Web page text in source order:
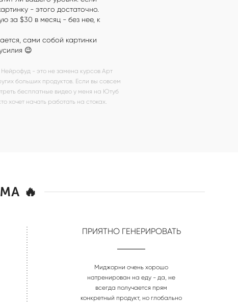
- этого достаточно.
за $30 в месяц - без нее, к
сами собой картинки
😉
- это не замена курсов Арт
больших продуктов. Если вы совсем
бесплатные видео у меня на Ютуб
хочет начать работать на стоках.
🔥
ПРИЯТНО ГЕНЕРИРОВАТЬ
Миджорни очень хорошо
натренирован на еду - да, не
всегда получается прям
конкретный продукт, но глобально